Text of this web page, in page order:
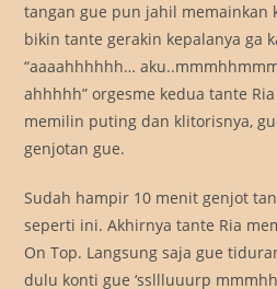
tangan gue pun jahil memainkan
bikin tante gerakin kepalanya ga
“aaaahhhhhh…
ahhhhh” orgesme kedua tante
memilin puting dan klitorisnya,
genjotan gue.
Sudah hampir 10 menit genjot
seperti ini. Akhirnya tante Ria
On Top. Langsung saja gue
dulu konti gue ‘ssllluuurp